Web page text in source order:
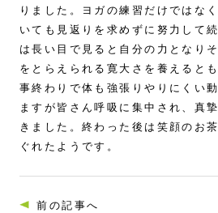
りました。ヨガの練習だけではな
いても見返りを求めずに努力して
は長い目で見ると自分の力となり
をとらえられる寛大さを養えると
事終わりで体も強張りやりにくい
ますが皆さん呼吸に集中され、真
きました。終わった後は笑顔のお
ぐれたようです。
前の記事へ